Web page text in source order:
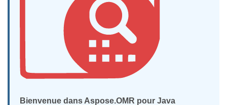
Bienvenue dans Aspose.OMR pour Java